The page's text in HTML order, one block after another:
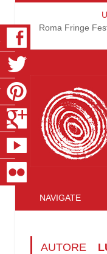
Roma Fringe
NAVIGATE
AUTORE